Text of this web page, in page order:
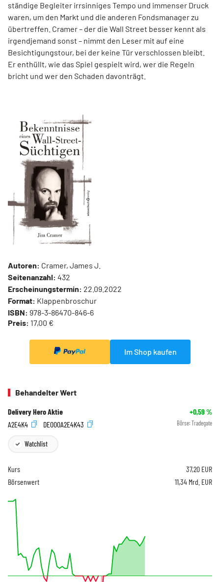
ständige Begleiter irrsinniges Tempo und immenser Druck
waren, um den Markt und die anderen Fondsmanager zu
übertreffen. Cramer – der die Wall Street besser kennt als
irgendjemand sonst – nimmt den Leser mit auf eine
Besichtigungstour, bei der keine Tür verschlossen bleibt.
Er enthüllt, wie das Spiel gespielt wird, wer die Regeln
bricht und wer den Schaden davonträgt.
Autoren: Cramer, James J.
Seitenanzahl: 432
Erscheinungstermin: 22.09.2022
Format: Klappenbroschur
ISBN: 978-3-86470-846-6
Preis: 17,00 €
Im Shop kaufen
Behandelter Wert
Delivery Hero Aktie +0,59%
A2E4K4
DE000A2E4K43 Börse: Tradegate
Watchlist
Kurs 37,20 EUR
Börsenwert
11,34 Mrd. EUR